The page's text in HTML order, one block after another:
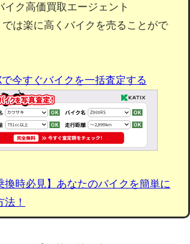
イク高価買取エージェント
では楽に高くバイクを売ることがで
で今すぐバイクを一括査定する
換時必見】あなたのバイクを簡単に
！